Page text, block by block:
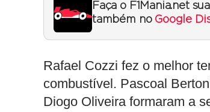
Faça o F1Mania.net
também no Google
Rafael Cozzi fez o melhor
combustível. Pascoal
Diogo Oliveira formaram a